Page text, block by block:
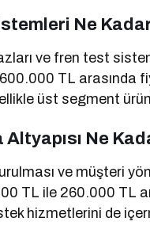
Ne
ve fren test
TL arasında
üst segment
Altyapısı Ne
ve müşteri
TL ile 260.000 TL
hizmetlerini de